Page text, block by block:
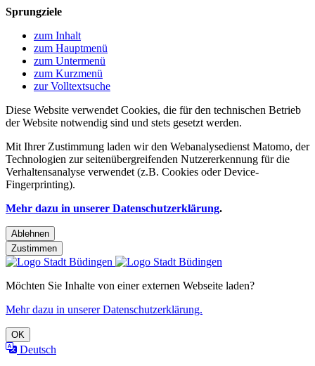
Sprungziele
zum Inhalt
zum Hauptmenü
zum Untermenü
zum Kurzmenü
zur Volltextsuche
Diese Website verwendet Cookies, die für den technischen Betrieb
der Website notwendig sind und stets gesetzt werden.
Mit Ihrer Zustimmung laden wir den Webanalysedienst Matomo, der
Technologien zur seitenübergreifenden Nutzererkennung für die
Verhaltensanalyse verwendet (z.B. Cookies oder Device-
Fingerprinting).
Mehr dazu in unserer Datenschutzerklärung.
Ablehnen
Zustimmen
Möchten Sie Inhalte von einer externen Webseite laden?
Mehr dazu in unserer Datenschutzerklärung.
OK
Deutsch